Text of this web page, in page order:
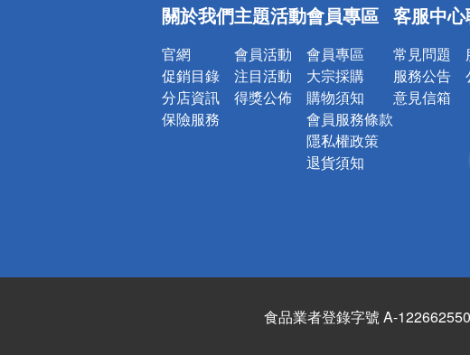
詐騙網頁！請小心！
關於我們
官網
促銷目錄
分店資訊
保險服務
主題活動
會員活動
注目活動
得獎公佈
會員專區
會員專區
大宗採購
購物須知
會員服務條款
隱私權政策
退貨須知
客服中心
常見問題
服務公告
意見信箱
食品業者登錄字號 A-